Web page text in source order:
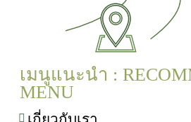
เมนูแนะนำ :
MENU